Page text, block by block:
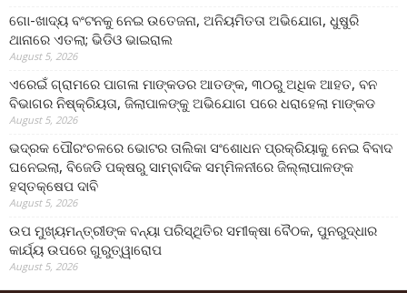
ଗୋ-ଖାଦ୍ୟ ବଂଟନକୁ ନେଇ ଉତେଜନା, ଅନିୟମିତତା ଅଭିଯୋଗ, ଧୁଷୁରି
ଥାନାରେ ଏତଲା; ଭିଡିଓ ଭାଇରାଲ
August 5, 2026
ଏରେଇଁ ଗ୍ରାମରେ ପାଗଳା ମାଙ୍କଡର ଆତଙ୍କ, ୩୦ରୁ ଅଧିକ ଆହତ, ବନ
ବିଭାଗର ନିଷ୍କ୍ରିୟତା, ଜିଲାପାଳଙ୍କୁ ଅଭିଯୋଗ ପରେ ଧରାହେଲା ମାଙ୍କଡ
August 5, 2026
ଭଦ୍ରକ ପୌରଂଚଳରେ ଭୋଟର ତାଲିକା ସଂଶୋଧନ ପ୍ରକ୍ରିୟାକୁ ନେଇ ବିବାଦ
ଘନେଇଲା, ବିଜେଡି ପକ୍ଷରୁ ସାମ୍ବାଦିକ ସମ୍ମିଳନୀରେ ଜିଲ୍ଲାପାଳଙ୍କ
ହସ୍ତକ୍ଷେପ ଦାବି
August 5, 2026
ଉପ ମୁଖ୍ୟମନ୍ତ୍ରୀଙ୍କ ବନ୍ୟା ପରିସ୍ଥିତିର ସମୀକ୍ଷା ବୈଠକ, ପୁନରୁଦ୍ଧାର
କାର୍ଯ୍ୟ ଉପରେ ଗୁରୁତ୍ୱାରୋପ
August 5, 2026